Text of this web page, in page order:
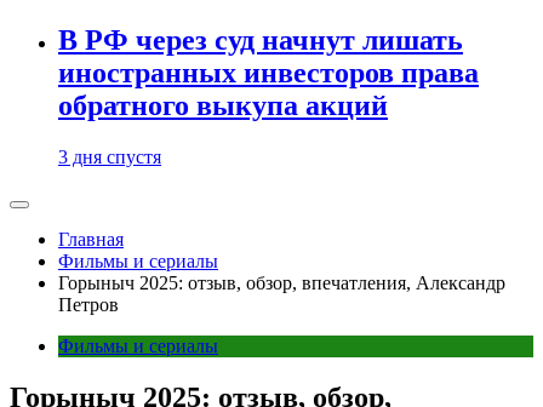
В РФ через суд начнут лишать
иностранных инвесторов права
обратного выкупа акций
3 дня спустя
Главная
Фильмы и сериалы
Горыныч 2025: отзыв, обзор, впечатления, Александр
Петров
Фильмы и сериалы
Горыныч 2025: отзыв, обзор,